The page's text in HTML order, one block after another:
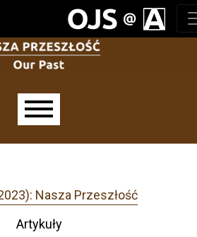
Nasza Przeszłość
Artykuły